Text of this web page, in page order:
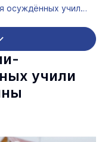
В Марий Эл в колонии-поселения осуждённых учили печь марийские блины
учили